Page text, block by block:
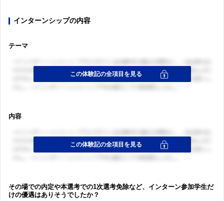
インターンシップの内容
テーマ
内容
その場での内定や本選考での1次選考免除など、インターン参加学生だ
けの優遇はありそうでしたか？